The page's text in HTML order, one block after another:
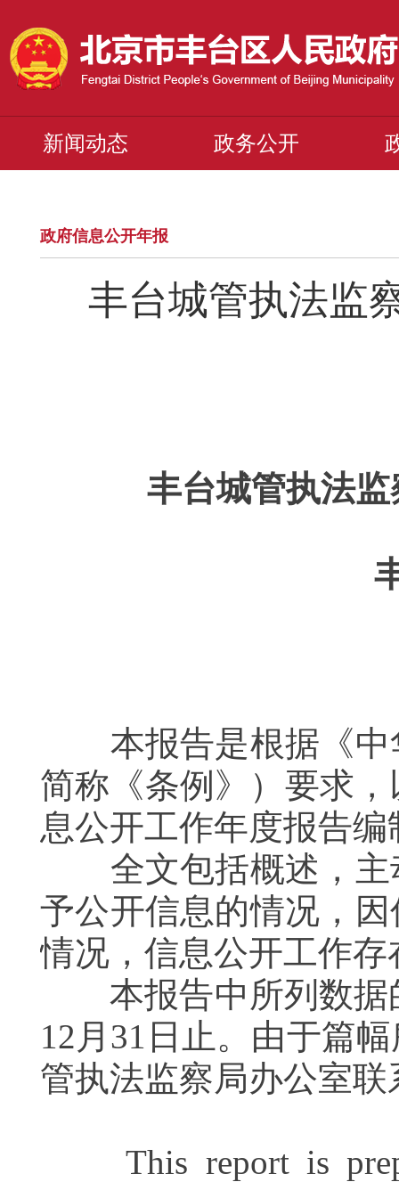
新闻动态 政务公开
政府信息公开年报
丰台城管执法监
丰台城管执法
本报告是根据《中
简称《条例》）要求
息公开工作年度报告编
全文包括概述，主
予公开信息的情况，
情况，信息公开工作
本报告中所列数据
12月31日止。由于篇
管执法监察局办公室联
This report is